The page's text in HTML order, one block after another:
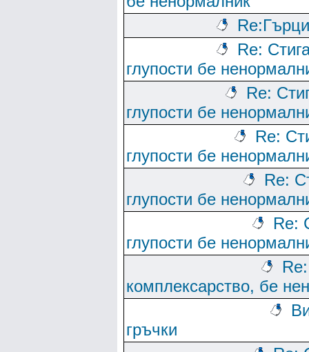
Re:
глупости бе
Re:
глупости бе
Re:
глупости бе
Re:
глупости бе
Re:
глупости бе
комплексарство, бе
гръчки